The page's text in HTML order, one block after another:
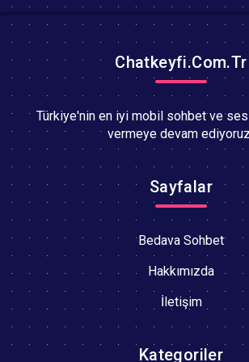
Chatkeyfi.Com.Tr
Türkiye'nin en iyi mobil sohbet ve
vermeye devam
Sayfalar
Bedava Sohbet
Hakkımızda
İletişim
Kategoriler